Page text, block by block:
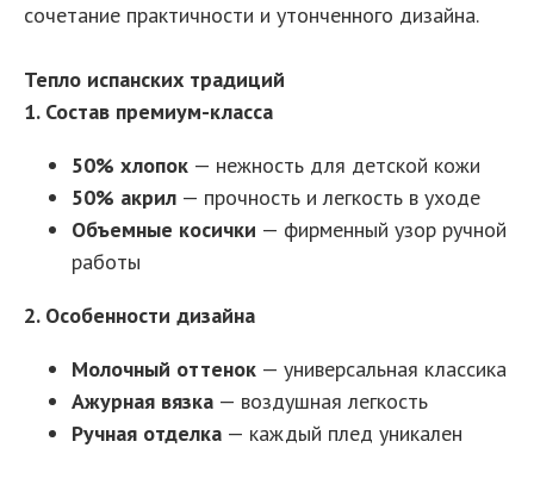
сочетание практичности и утонченного дизайна.
Тепло испанских традиций
1. Состав премиум-класса
50% хлопок — нежность для детской кожи
50% акрил — прочность и легкость в уходе
Объемные косички — фирменный узор ручной
работы
2. Особенности дизайна
Молочный оттенок — универсальная классика
Ажурная вязка — воздушная легкость
Ручная отделка — каждый плед уникален